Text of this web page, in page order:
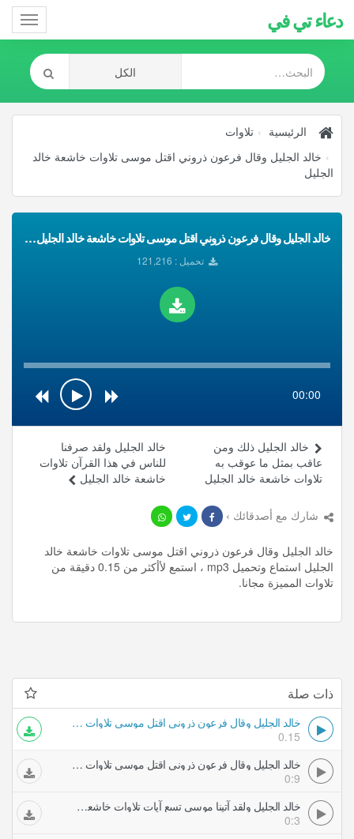
دعاء تي في
الرئيسية
تلاوات
خالد الجليل وقال فرعون ذروني اقتل موسى تلاوات خاشعة خالد
الجليل
خالد الجليل وقال فرعون ذروني اقتل موسى تلاوات خاشعة خالد الجليل تحميل Mp3
تحميل : 121,216
00:00
خالد الجليل ولقد صرفنا
للناس في هذا القرآن تلاوات
خاشعة خالد الجليل
خالد الجليل ذلك ومن
عاقب بمثل ما عوقب به
تلاوات خاشعة خالد الجليل
شارك مع أصدقائك ›
خالد الجليل وقال فرعون ذروني اقتل موسى تلاوات خاشعة خالد
الجليل استماع وتحميل mp3 ، استمع لأأكثر من 0.15 دقيقة من
تلاوات المميزة مجانا.
ذات صلة
خالد الجليل وقال فرعون ذروني اقتل موسى تلاوات خاشعة خالد الجليل
0.15
خالد الجليل وقال فرعون ذروني اقتل موسى تلاوات خاشعة خالد الجليل
0:9
خالد الجليل ولقد آتينا موسى تسع آيات تلاوات خاشعة خالد الجليل
0:3